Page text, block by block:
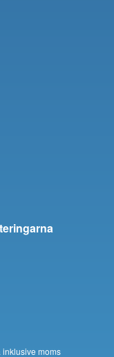
inklusive moms